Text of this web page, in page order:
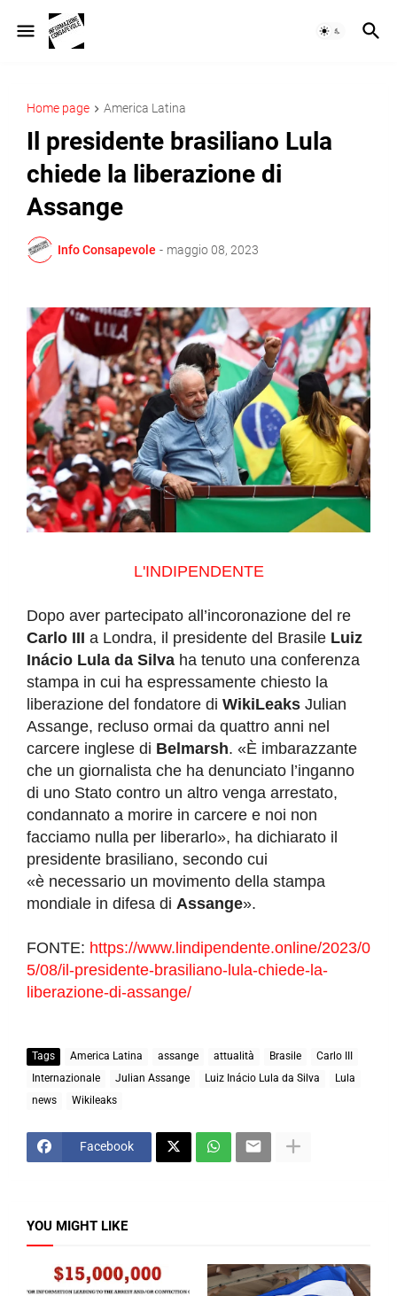
Home page America Latina
Il presidente brasiliano Lula
chiede la liberazione di
Assange
Info Consapevole - maggio 08, 2023
L'INDIPENDENTE
Dopo aver partecipato all’incoronazione del re
Carlo III a Londra, il presidente del Brasile Luiz
Inácio Lula da Silva ha tenuto una conferenza
stampa in cui ha espressamente chiesto la
liberazione del fondatore di WikiLeaks Julian
Assange, recluso ormai da quattro anni nel
carcere inglese di Belmarsh. «È imbarazzante
che un giornalista che ha denunciato l’inganno
di uno Stato contro un altro venga arrestato,
condannato a morire in carcere e noi non
facciamo nulla per liberarlo», ha dichiarato il
presidente brasiliano, secondo cui
«è necessario un movimento della stampa
mondiale in difesa di Assange».
FONTE: https://www.lindipendente.online/2023/0
5/08/il-presidente-brasiliano-lula-chiede-la-
liberazione-di-assange/
Tags America Latina assange attualità Brasile
Carlo III
Internazionale
Julian Assange Luiz Inácio Lula da Silva
Lula
news
Wikileaks
Facebook
YOU MIGHT LIKE